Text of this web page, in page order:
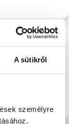
A sütikről
személyre
–
Tamás